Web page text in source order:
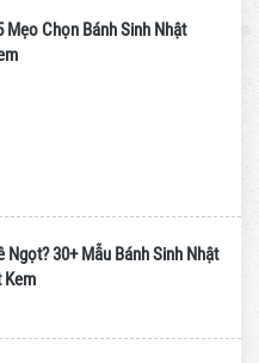
Chọn Bánh Sinh Nhật
30+ Mẫu Bánh Sinh Nhật
Kem